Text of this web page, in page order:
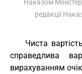
Наказом
редакції
Чиста
справедлива
вирахуванням